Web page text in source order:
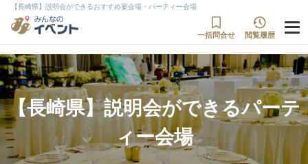
【長崎県】説明会ができるおすすめ宴会場・パーティー会場
一括問合せ 閲覧履歴
【長崎県】説明会ができるパーテ
ィー会場